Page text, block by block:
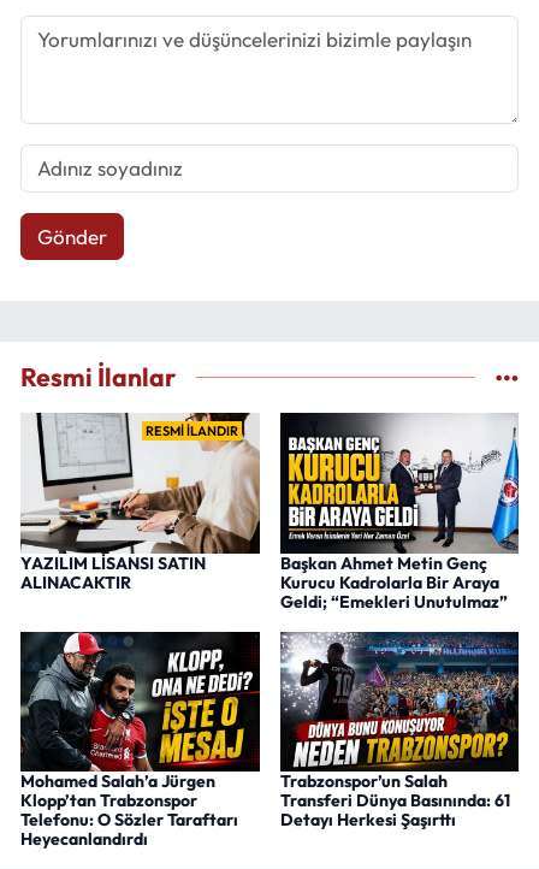
Gönder
Resmi İlanlar
RESMİ İLANDIR
YAZILIM LİSANSI SATIN
ALINACAKTIR
Başkan Ahmet Metin Genç
Kurucu Kadrolarla Bir Araya
Geldi; “Emekleri Unutulmaz”
Mohamed Salah’a Jürgen
Klopp’tan Trabzonspor
Telefonu: O Sözler Taraftarı
Heyecanlandırdı
Trabzonspor’un Salah
Transferi Dünya Basınında: 61
Detayı Herkesi Şaşırttı